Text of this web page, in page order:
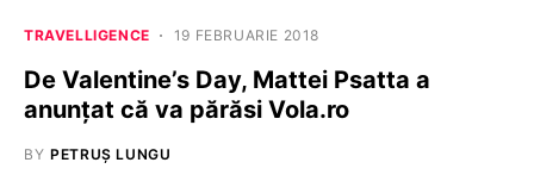
TRAVELLIGENCE 19 FEBRUARIE 2018
De Valentine’s Day, Mattei Psatta a
anunțat că va părăsi Vola.ro
BY PETRUȘ LUNGU